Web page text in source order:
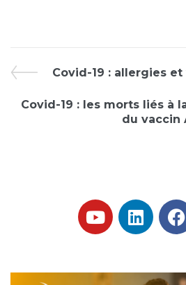
Covid-19 : allergies et
Covid-19 : les morts liés à
du vaccin